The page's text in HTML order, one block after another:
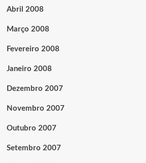
Abril 2008
Março 2008
Fevereiro 2008
Janeiro 2008
Dezembro 2007
Novembro 2007
Outubro 2007
Setembro 2007